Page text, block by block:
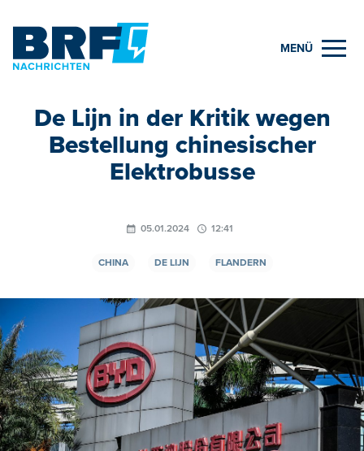
MENÜ
De Lijn in der Kritik wegen
Bestellung chinesischer
Elektrobusse
05.01.2024 12:41
CHINA DE LIJN FLANDERN